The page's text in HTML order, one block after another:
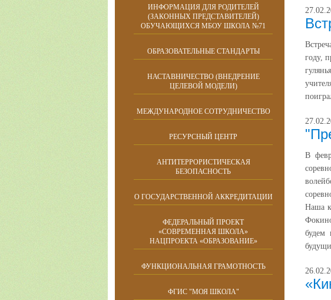
году,
В
Наша
будем
ИНФОРМАЦИЯ ДЛЯ РОДИТЕЛЕЙ
(ЗАКОННЫХ ПРЕДСТАВИТЕЛЕЙ)
ОБУЧАЮЩИХСЯ МБОУ ШКОЛА №71
ОБРАЗОВАТЕЛЬНЫЕ СТАНДАРТЫ
НАСТАВНИЧЕСТВО (ВНЕДРЕНИЕ
ЦЕЛЕВОЙ МОДЕЛИ)
МЕЖДУНАРОДНОЕ СОТРУДНИЧЕСТВО
РЕСУРСНЫЙ ЦЕНТР
АНТИТЕРРОРИСТИЧЕСКАЯ
БЕЗОПАСНОСТЬ
О ГОСУДАРСТВЕННОЙ АККРЕДИТАЦИИ
ФЕДЕРАЛЬНЫЙ ПРОЕКТ
«СОВРЕМЕННАЯ ШКОЛА»
НАЦПРОЕКТА «ОБРАЗОВАНИЕ»
ФУНКЦИОНАЛЬНАЯ ГРАМОТНОСТЬ
ФГИС "МОЯ ШКОЛА"